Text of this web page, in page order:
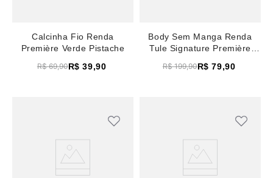
Calcinha Fio Renda
Première Verde Pistache
R$ 69,90R$ 39,90
Body Sem Manga Renda
Tule Signature Première
R$ 199,90R$ 79,90